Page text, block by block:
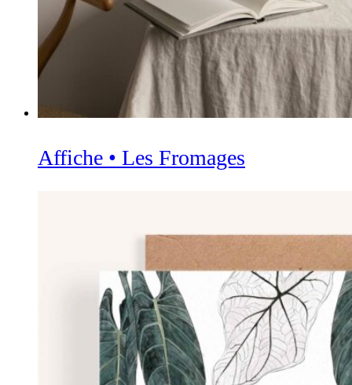
Affiche • Les Fromages